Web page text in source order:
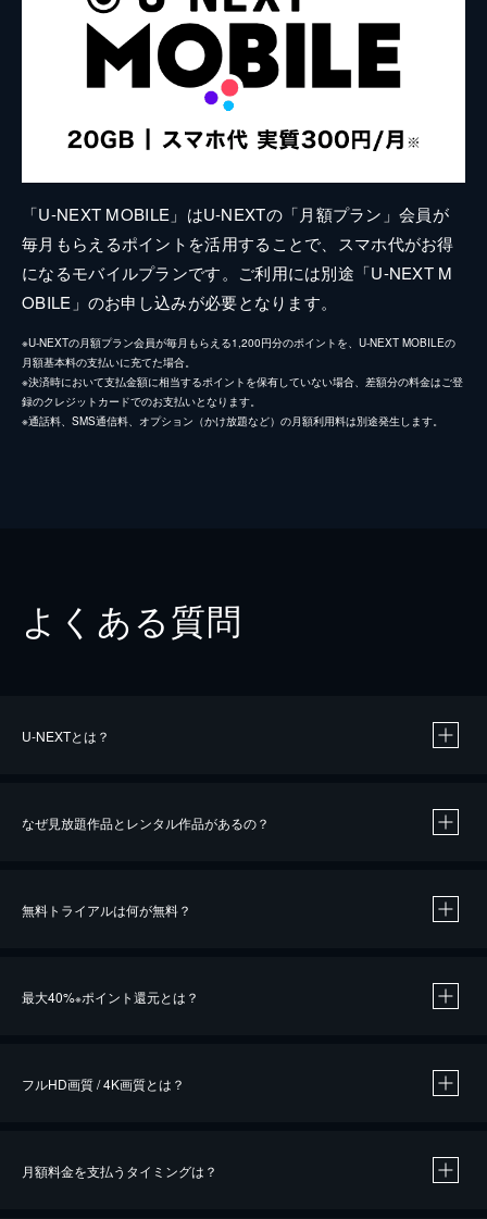
「U-NEXT MOBILE」はU-NEXTの「月額プラン」会員が
毎月もらえるポイントを活用することで、スマホ代がお得
になるモバイルプランです。ご利用には別途「U-NEXT M
OBILE」のお申し込みが必要となります。
※U-NEXTの月額プラン会員が毎月もらえる1,200円分のポイントを、U-NEXT MOBILEの
月額基本料の支払いに充てた場合。
※決済時において支払金額に相当するポイントを保有していない場合、差額分の料金はご登
録のクレジットカードでのお支払いとなります。
※通話料、SMS通信料、オプション（かけ放題など）の月額利用料は別途発生します。
よくある質問
U-NEXTとは？
なぜ見放題作品とレンタル作品があるの？
無料トライアルは何が無料？
最大40%※ポイント還元とは？
※40％ポイント還元の対象は、クレジットカード決済による作品の購入 / レンタルです。
フルHD画質 / 4K画質とは？
月額料金を支払うタイミングは？